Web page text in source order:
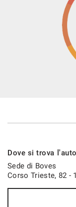
Dove si trova
Sede di Boves
Corso Trieste, 82 -